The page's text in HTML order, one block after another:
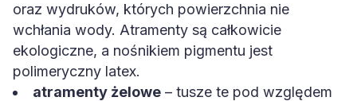
oraz wydruków, których powierzchnia nie
wchłania wody. Atramenty są całkowicie
ekologiczne, a nośnikiem pigmentu jest
polimeryczny latex.
atramenty żelowe – tusze te pod względem